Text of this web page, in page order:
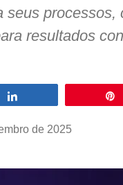
seus processos,
resultados
de 2025